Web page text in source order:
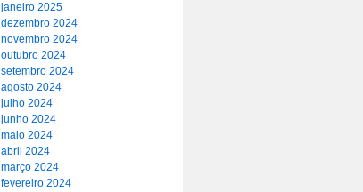
janeiro 2025
dezembro 2024
novembro 2024
outubro 2024
setembro 2024
agosto 2024
julho 2024
junho 2024
maio 2024
abril 2024
março 2024
fevereiro 2024